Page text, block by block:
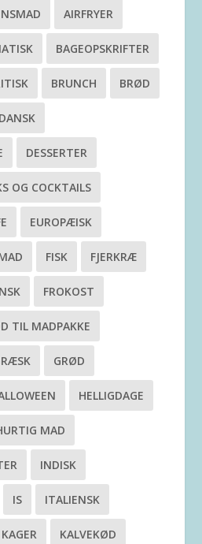
AIRFRYER
BAGEOPSKRIFTER
BRUNCH BRØD
DANSK
DESSERTER
OG COCKTAILS
EUROPÆISK
FISK FJERKRÆ
FROKOST
TIL MADPAKKE
GRØD
HELLIGDAGE
MAD
INDISK
IS ITALIENSK
KAGER KALVEKØD